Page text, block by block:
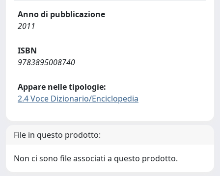
Anno di pubblicazione
2011
ISBN
9783895008740
Appare nelle tipologie:
2.4 Voce Dizionario/Enciclopedia
File in questo prodotto:
Non ci sono file associati a questo prodotto.